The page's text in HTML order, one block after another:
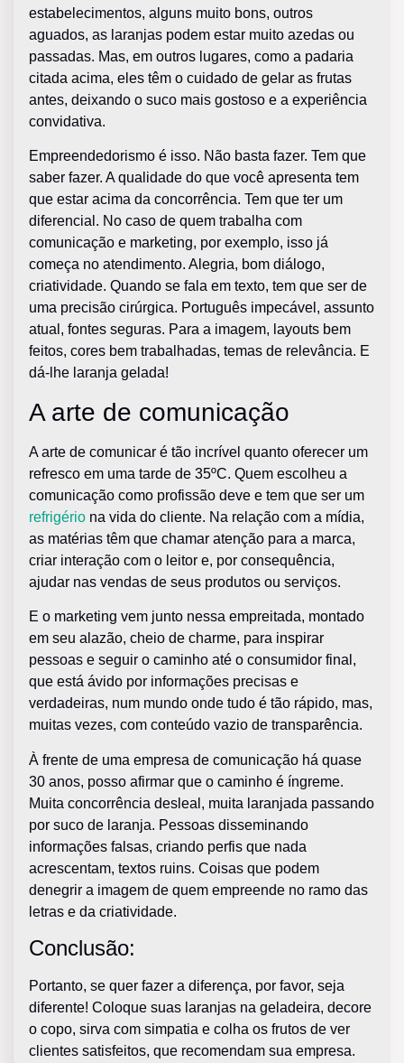
estabelecimentos, alguns muito bons, outros
aguados, as laranjas podem estar muito azedas ou
passadas. Mas, em outros lugares, como a padaria
citada acima, eles têm o cuidado de gelar as frutas
antes, deixando o suco mais gostoso e a experiência
convidativa.
Empreendedorismo é isso. Não basta fazer. Tem que
saber fazer. A qualidade do que você apresenta tem
que estar acima da concorrência. Tem que ter um
diferencial. No caso de quem trabalha com
comunicação e marketing, por exemplo, isso já
começa no atendimento. Alegria, bom diálogo,
criatividade. Quando se fala em texto, tem que ser de
uma precisão cirúrgica. Português impecável, assunto
atual, fontes seguras. Para a imagem, layouts bem
feitos, cores bem trabalhadas, temas de relevância. E
dá-lhe laranja gelada!
A arte de comunicação
A arte de comunicar é tão incrível quanto oferecer um
refresco em uma tarde de 35ºC. Quem escolheu a
comunicação como profissão deve e tem que ser um
refrigério na vida do cliente. Na relação com a mídia,
as matérias têm que chamar atenção para a marca,
criar interação com o leitor e, por consequência,
ajudar nas vendas de seus produtos ou serviços.
E o marketing vem junto nessa empreitada, montado
em seu alazão, cheio de charme, para inspirar
pessoas e seguir o caminho até o consumidor final,
que está ávido por informações precisas e
verdadeiras, num mundo onde tudo é tão rápido, mas,
muitas vezes, com conteúdo vazio de transparência.
À frente de uma empresa de comunicação há quase
30 anos, posso afirmar que o caminho é íngreme.
Muita concorrência desleal, muita laranjada passando
por suco de laranja. Pessoas disseminando
informações falsas, criando perfis que nada
acrescentam, textos ruins. Coisas que podem
denegrir a imagem de quem empreende no ramo das
letras e da criatividade.
Conclusão:
Portanto, se quer fazer a diferença, por favor, seja
diferente! Coloque suas laranjas na geladeira, decore
o copo, sirva com simpatia e colha os frutos de ver
clientes satisfeitos, que recomendam sua empresa.